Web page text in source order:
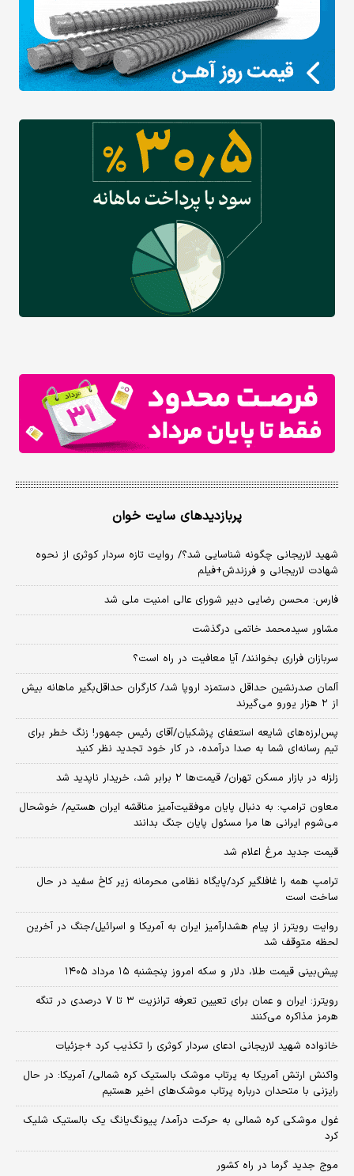
پربازدیدهای سایت خوان
شهید لاریجانی چگونه شناسایی شد؟/ روایت تازه سردار کوثری از نحوه
شهادت لاریجانی و فرزندش+فیلم
فارس: محسن رضایی دبیر شورای عالی امنیت ملی شد
مشاور سیدمحمد خاتمی درگذشت
سربازان فراری بخوانند/ آیا معافیت در راه است؟
آلمان صدرنشین حداقل دستمزد اروپا شد/ کارگران حداقل‌بگیر ماهانه بیش
از ۲ هزار یورو می‌گیرند
پس‌لرزه‌های شایعه استعفای پزشکیان/آقای رئیس جمهور! زنگ خطر برای
تیم رسانه‌ای شما به صدا درآمده، در کار خود تجدید نظر کنید
زلزله در بازار مسکن تهران/ قیمت‌ها ۲ برابر شد، خریدار ناپدید شد
معاون ترامپ: به دنبال پایان موفقیت‌آمیز مناقشه ایران هستیم/ خوشحال
می‌شوم ایرانی ها مرا مسئول پایان جنگ بدانند
قیمت جدید مرغ اعلام شد
ترامپ همه را غافلگیر کرد/پایگاه نظامی محرمانه زیر کاخ سفید در حال
ساخت است
روایت رویترز از پیام هشدارآمیز ایران به آمریکا و اسرائیل/جنگ در آخرین
لحظه متوقف شد
پیش‌بینی قیمت طلا، دلار و سکه امروز پنجشنبه ۱۵ مرداد ۱۴۰۵
رویترز: ایران و عمان برای تعیین تعرفه ترانزیت ۳ تا ۷ درصدی در تنگه
هرمز مذاکره می‌کنند
خانواده شهید لاریجانی ادعای سردار کوثری را تکذیب کرد +جزئیات
واکنش ارتش آمریکا به پرتاب موشک بالستیک کره شمالی/ آمریکا: در حال
رایزنی با متحدان درباره پرتاب موشک‌های اخیر هستیم
غول موشکی کره شمالی به حرکت درآمد/ پیونگ‌یانگ یک بالستیک شلیک
کرد
موج جدید گرما در راه کشور